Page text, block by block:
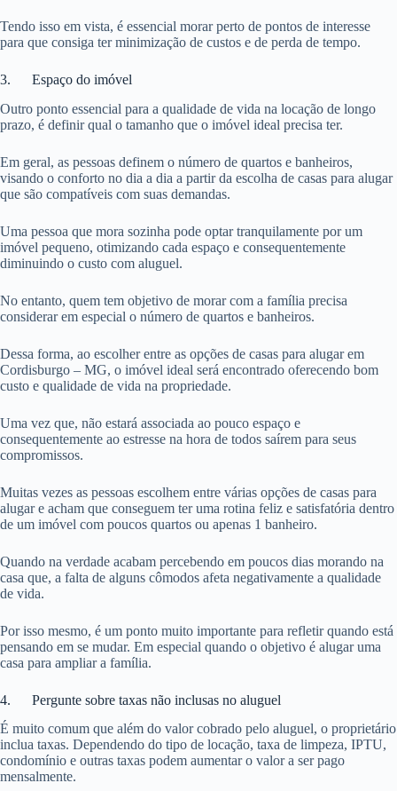
Tendo isso em vista, é essencial morar perto de pontos de interesse
para que consiga ter minimização de custos e de perda de tempo.
3. Espaço do imóvel
Outro ponto essencial para a qualidade de vida na locação de longo
prazo, é definir qual o tamanho que o imóvel ideal precisa ter.
Em geral, as pessoas definem o número de quartos e banheiros,
visando o conforto no dia a dia a partir da escolha de casas para alugar
que são compatíveis com suas demandas.
Uma pessoa que mora sozinha pode optar tranquilamente por um
imóvel pequeno, otimizando cada espaço e consequentemente
diminuindo o custo com aluguel.
No entanto, quem tem objetivo de morar com a família precisa
considerar em especial o número de quartos e banheiros.
Dessa forma, ao escolher entre as opções de casas para alugar em
Cordisburgo – MG, o imóvel ideal será encontrado oferecendo bom
custo e qualidade de vida na propriedade.
Uma vez que, não estará associada ao pouco espaço e
consequentemente ao estresse na hora de todos saírem para seus
compromissos.
Muitas vezes as pessoas escolhem entre várias opções de casas para
alugar e acham que conseguem ter uma rotina feliz e satisfatória dentro
de um imóvel com poucos quartos ou apenas 1 banheiro.
Quando na verdade acabam percebendo em poucos dias morando na
casa que, a falta de alguns cômodos afeta negativamente a qualidade
de vida.
Por isso mesmo, é um ponto muito importante para refletir quando está
pensando em se mudar. Em especial quando o objetivo é alugar uma
casa para ampliar a família.
4. Pergunte sobre taxas não inclusas no aluguel
É muito comum que além do valor cobrado pelo aluguel, o proprietário
inclua taxas. Dependendo do tipo de locação, taxa de limpeza, IPTU,
condomínio e outras taxas podem aumentar o valor a ser pago
mensalmente.